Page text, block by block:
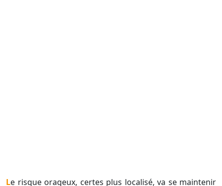
Le risque orageux, certes plus localisé, va se maintenir